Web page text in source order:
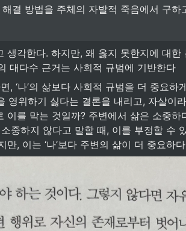
결 방법을 주체의 자발적 죽음에서 구하
대다수 근거는 사회적 규범에 기반한다
영위하기 싫다는 결론을 내리고, 자살이
이를 막는 것일까? 주변에서 삶은 소중하
소중하지 않다고 말할 때, 이를 부정할 수
, 이는 ‘나’보다 주변의 삶이 더 중요하